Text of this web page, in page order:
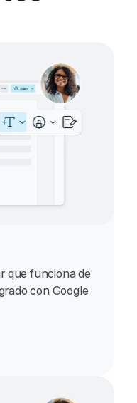
que funciona de
con Google